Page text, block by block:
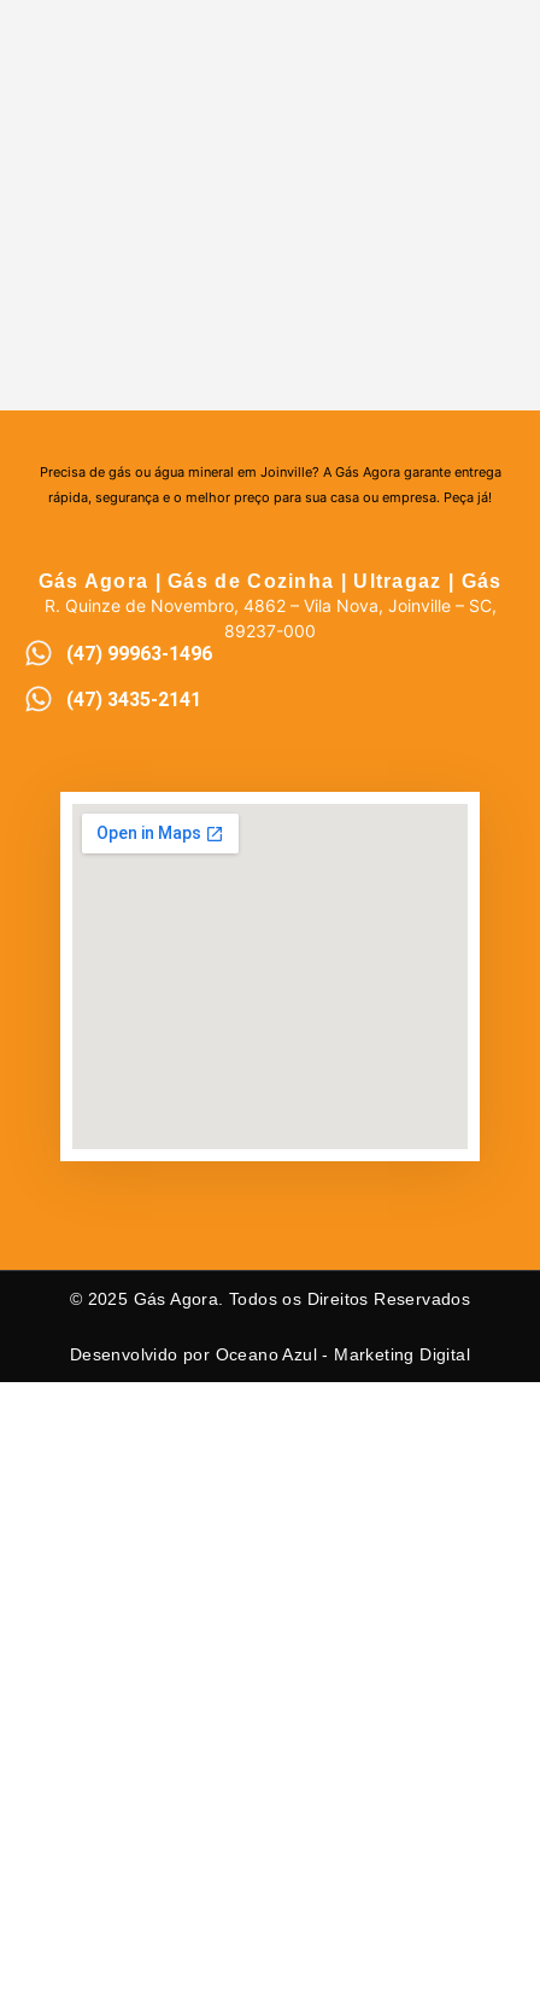
Precisa de gás ou água mineral em Joinville? A Gás Agora garante entrega
rápida, segurança e o melhor preço para sua casa ou empresa. Peça já!
Gás Agora | Gás de Cozinha | Ultragaz | Gás
R. Quinze de Novembro, 4862 – Vila Nova, Joinville – SC,
89237-000
(47) 99963-1496
(47) 3435-2141
© 2025 Gás Agora. Todos os Direitos Reservados
Desenvolvido por Oceano Azul - Marketing Digital